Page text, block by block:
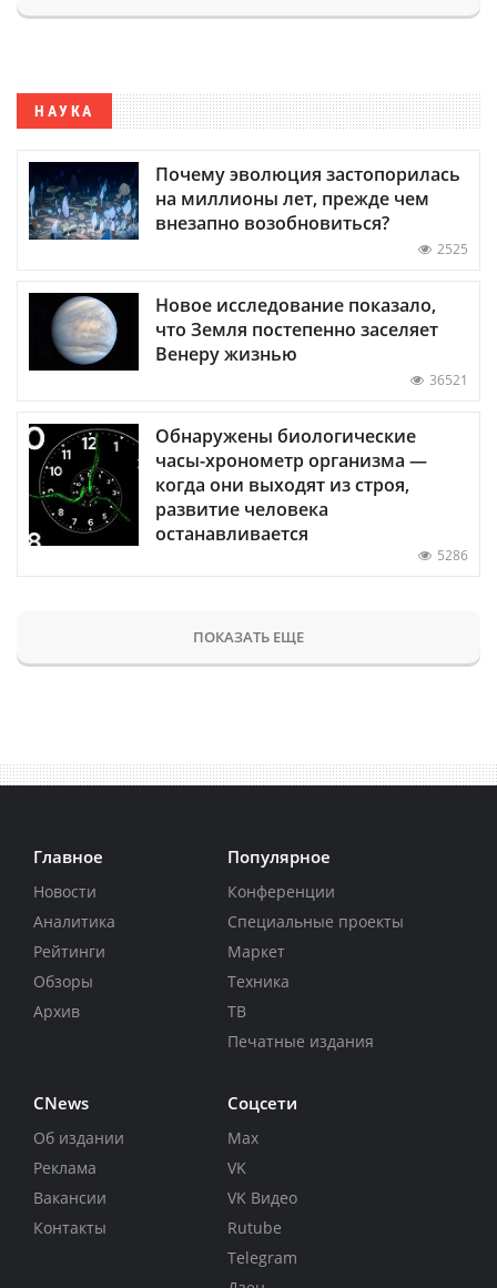
НАУКА
Почему эволюция застопорилась
на миллионы лет, прежде чем
внезапно возобновиться?
2525
Новое исследование показало,
что Земля постепенно заселяет
Венеру жизнью
36521
Обнаружены биологические
часы-хронометр организма —
когда они выходят из строя,
развитие человека
останавливается
5286
ПОКАЗАТЬ ЕЩЕ
Главное
Новости
Аналитика
Рейтинги
Обзоры
Архив
Популярное
Конференции
Специальные проекты
Маркет
Техника
ТВ
Печатные издания
CNews
Об издании
Реклама
Вакансии
Контакты
Соцсети
Max
VK
VK Видео
Rutube
Telegram